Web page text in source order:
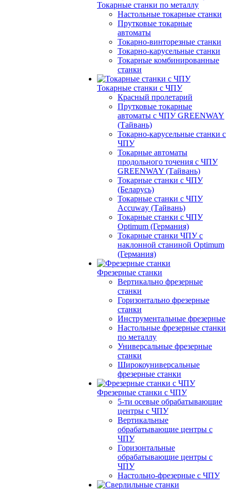
Токарные станки по металлу
Настольные токарные станки
Прутковые токарные
автоматы
Токарно-винторезные станки
Токарно-карусельные станки
Токарные комбинированные
станки
Токарные станки с ЧПУ
Красный пролетарий
Прутковые токарные
автоматы с ЧПУ GREENWAY
(Тайвань)
Токарно-карусельные станки с
ЧПУ
Токарные автоматы
продольного точения с ЧПУ
GREENWAY (Тайвань)
Токарные станки с ЧПУ
(Беларусь)
Токарные станки с ЧПУ
Accuway (Тайвань)
Токарные станки с ЧПУ
Optimum (Германия)
Токарные станки ЧПУ с
наклонной станиной Optimum
(Германия)
Фрезерные станки
Вертикально фрезерные
станки
Горизонтально фрезерные
станки
Инструментальные фрезерные
Настольные фрезерные станки
по металлу
Универсальные фрезерные
станки
Широкоуниверсальные
фрезерные станки
Фрезерные станки с ЧПУ
5-ти осевые обрабатывающие
центры с ЧПУ
Вертикальные
обрабатывающие центры с
ЧПУ
Горизонтальные
обрабатывающие центры с
ЧПУ
Настольно-фрезерные с ЧПУ